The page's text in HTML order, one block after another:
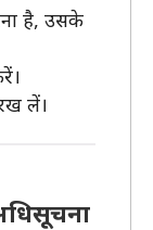
है, उसके
लें।